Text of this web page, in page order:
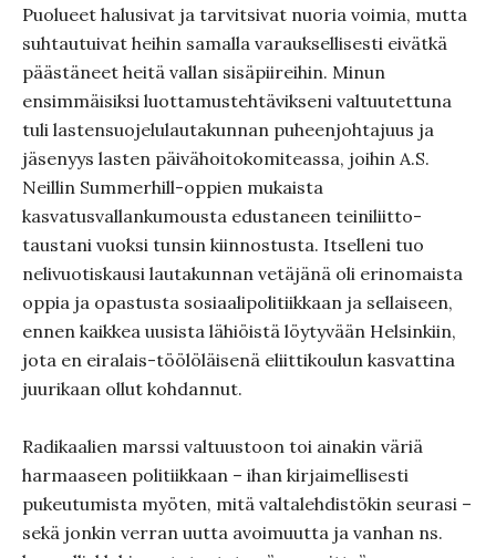
Puolueet halusivat ja tarvitsivat nuoria voimia, mutta
suhtautuivat heihin samalla varauksellisesti eivätkä
päästäneet heitä vallan sisäpiireihin. Minun
ensimmäisiksi luottamustehtävikseni valtuutettuna
tuli lastensuojelulautakunnan puheenjohtajuus ja
jäsenyys lasten päivähoitokomiteassa, joihin A.S.
Neillin Summerhill-oppien mukaista
kasvatusvallankumousta edustaneen teiniliitto-
taustani vuoksi tunsin kiinnostusta. Itselleni tuo
nelivuotiskausi lautakunnan vetäjänä oli erinomaista
oppia ja opastusta sosiaalipolitiikkaan ja sellaiseen,
ennen kaikkea uusista lähiöistä löytyvään Helsinkiin,
jota en eiralais-töölöläisenä eliittikoulun kasvattina
juurikaan ollut kohdannut.
Radikaalien marssi valtuustoon toi ainakin väriä
harmaaseen politiikkaan – ihan kirjaimellisesti
pukeutumista myöten, mitä valtalehdistökin seurasi –
sekä jonkin verran uutta avoimuutta ja vanhan ns.